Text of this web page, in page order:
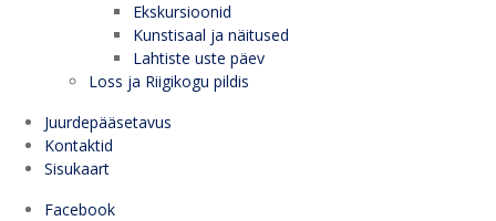
Ekskursioonid
Kunstisaal ja näitused
Lahtiste uste päev
Loss ja Riigikogu pildis
Juurdepääsetavus
Kontaktid
Sisukaart
Facebook